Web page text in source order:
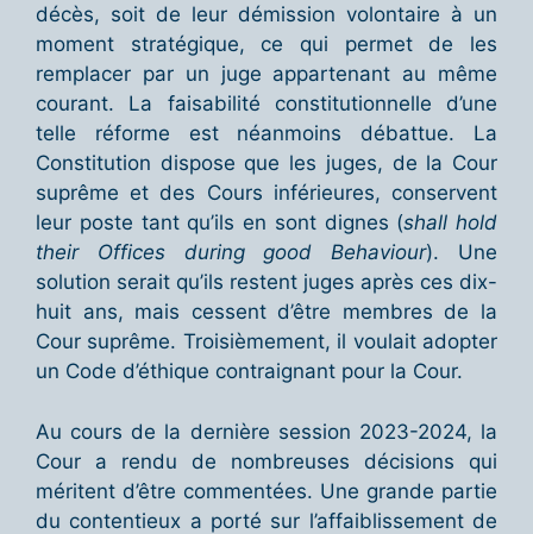
décès, soit de leur démission volontaire à un
moment stratégique, ce qui permet de les
remplacer par un juge appartenant au même
courant. La faisabilité constitutionnelle d’une
telle réforme est néanmoins débattue. La
Constitution dispose que les juges, de la Cour
suprême et des Cours inférieures, conservent
leur poste tant qu’ils en sont dignes (shall hold
their Offices during good Behaviour). Une
solution serait qu’ils restent juges après ces dix-
huit ans, mais cessent d’être membres de la
Cour suprême. Troisièmement, il voulait adopter
un Code d’éthique contraignant pour la Cour.
Au cours de la dernière session 2023-2024, la
Cour a rendu de nombreuses décisions qui
méritent d’être commentées. Une grande partie
du contentieux a porté sur l’affaiblissement de